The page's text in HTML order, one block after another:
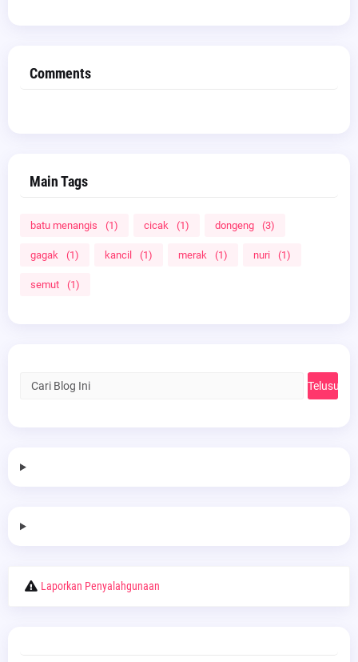
Comments
Main Tags
batu menangis (1) cicak (1) dongeng (3)
gagak (1) kancil (1) merak (1) nuri (1)
semut (1)
Laporkan Penyalahgunaan